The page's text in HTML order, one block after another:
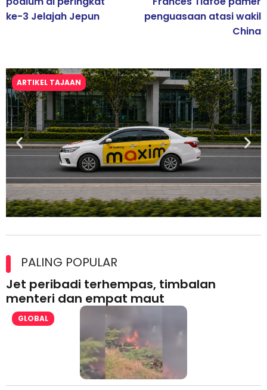
ke-3 Jelajah Jepun
penguasaan atasi wakil
China
ARTIKEL TAJAAN
lesen separuh pertama 2026
PALING POPULAR
Jet peribadi terhempas, timbalan
menteri dan empat maut
GLOBAL